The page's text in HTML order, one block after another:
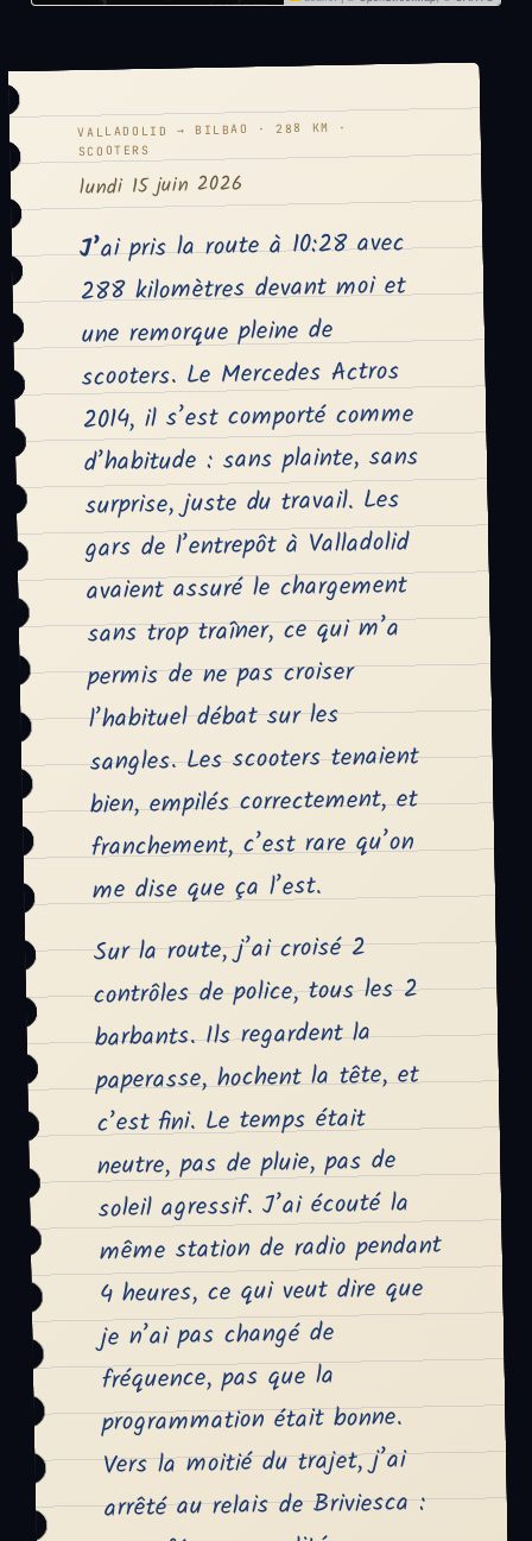
VALLADOLID → BILBAO · 288 KM ·
SCOOTERS
lundi 15 juin 2026
J’ai pris la route à 10:28 avec
288 kilomètres devant moi et
une remorque pleine de
scooters. Le Mercedes Actros
2014, il s’est comporté comme
d’habitude : sans plainte, sans
surprise, juste du travail. Les
gars de l’entrepôt à Valladolid
avaient assuré le chargement
sans trop traîner, ce qui m’a
permis de ne pas croiser
l’habituel débat sur les
sangles. Les scooters tenaient
bien, empilés correctement, et
franchement, c’est rare qu’on
me dise que ça l’est.
Sur la route, j’ai croisé 2
contrôles de police, tous les 2
barbants. Ils regardent la
paperasse, hochent la tête, et
c’est fini. Le temps était
neutre, pas de pluie, pas de
soleil agressif. J’ai écouté la
même station de radio pendant
4 heures, ce qui veut dire que
je n’ai pas changé de
fréquence, pas que la
programmation était bonne.
Vers la moitié du trajet, j’ai
arrêté au relais de Briviesca :